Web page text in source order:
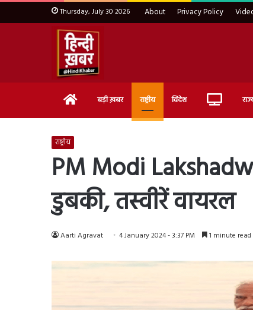
Thursday, July 30 2026 About Privacy Policy
Home बड़ी ख़बर राष्ट्रीय विदेश Live
राष्ट्रीय
PM Modi
डुबकी, तस्वीरें वायरल
Aarti Agravat 4 January 2024 - 3:37 PM 1 minute read